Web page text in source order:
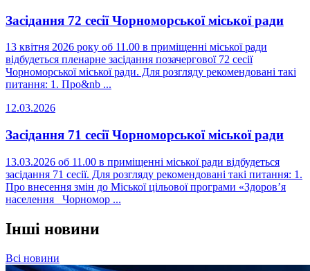
Засідання 72 сесії Чорноморської міської ради
13 квітня 2026 року об 11.00 в приміщенні міської ради
відбудеться пленарне засідання позачергової 72 сесії
Чорноморської міської ради. Для розгляду рекомендовані такі
питання: 1. Про&nb ...
12.03.2026
Засідання 71 сесії Чорноморської міської ради
13.03.2026 об 11.00 в приміщенні міської ради відбудеться
засідання 71 сесії. Для розгляду рекомендовані такі питання: 1.
Про внесення змін до Міської цільової програми «Здоров’я
населення Чорномор ...
Інші новини
Всі новини